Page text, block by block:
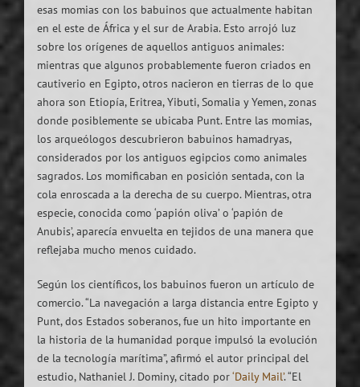
esas momias con los babuinos que actualmente habitan
en el este de África y el sur de Arabia. Esto arrojó luz
sobre los orígenes de aquellos antiguos animales:
mientras que algunos probablemente fueron criados en
cautiverio en Egipto, otros nacieron en tierras de lo que
ahora son Etiopía, Eritrea, Yibuti, Somalia y Yemen, zonas
donde posiblemente se ubicaba Punt. Entre las momias,
los arqueólogos descubrieron babuinos hamadryas,
considerados por los antiguos egipcios como animales
sagrados. Los momificaban en posición sentada, con la
cola enroscada a la derecha de su cuerpo. Mientras, otra
especie, conocida como ‘papión oliva’ o ‘papión de
Anubis’, aparecía envuelta en tejidos de una manera que
reflejaba mucho menos cuidado.
Según los científicos, los babuinos fueron un artículo de
comercio. “La navegación a larga distancia entre Egipto y
Punt, dos Estados soberanos, fue un hito importante en
la historia de la humanidad porque impulsó la evolución
de la tecnología marítima”, afirmó el autor principal del
estudio, Nathaniel J. Dominy, citado por‘Daily Mail’. “El